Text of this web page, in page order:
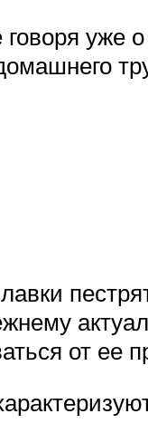
уже
от ее